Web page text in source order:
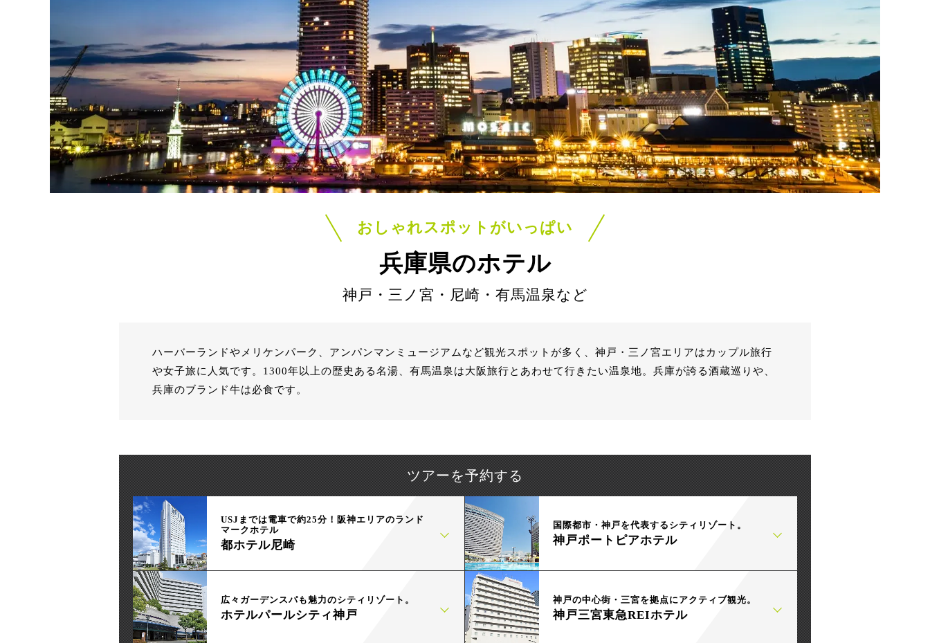
おしゃれスポットがいっぱい
兵庫県のホテル
神戸・三ノ宮・尼崎・有馬温泉など
ハーバーランドやメリケンパーク、アンパンマンミュージアムなど観光スポットが多く、神戸・三ノ宮エリアはカップル旅行
や女子旅に人気です。1300年以上の歴史ある名湯、有馬温泉は大阪旅行とあわせて行きたい温泉地。兵庫が誇る酒蔵巡りや、
兵庫のブランド牛は必食です。
ツアーを予約する
USJまでは電車で約25分！阪神エリアのランド
マークホテル
都ホテル尼崎
国際都市・神戸を代表するシティリゾート。
神戸ポートピアホテル
広々ガーデンスパも魅力のシティリゾート。
ホテルパールシティ神戸
神戸の中心街・三宮を拠点にアクティブ観光。
神戸三宮東急REIホテル